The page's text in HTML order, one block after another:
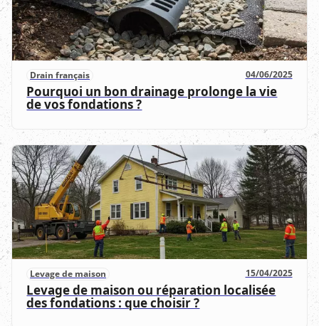
Drain français 04/06/2025
Pourquoi un bon drainage prolonge la vie
de vos fondations ?
Levage de maison 15/04/2025
Levage de maison ou réparation localisée
des fondations : que choisir ?